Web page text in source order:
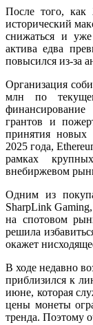
После того, как
исторический
снижаться и
актива едва
повысился из-за
Организация
млн по
грантов и
принятия
2025 года,
рамках
внебиржевом
Одним из
SharpLink
на спотовом
решила
окажет
В ходе недавно
приблизился к
июне, которая
цены монеты
тренда. Поэтому